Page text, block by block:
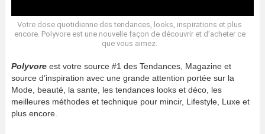
Votre dose quotidienne des tendances, looks, inspirations et plus
encore. Polyvore est une nouvelle façon de découvrir et d’acheter ce
que vous aimez.
Polyvore est votre source #1 des Tendances, Magazine et
source d’inspiration avec une grande attention portée sur la
Mode, beauté, la sante, les tendances looks et déco, les
meilleures méthodes et technique pour mincir, Lifestyle, Luxe et
plus encore.